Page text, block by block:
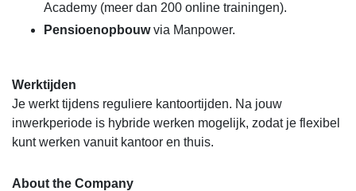
Academy (meer dan 200 online trainingen).
Pensioenopbouwvia Manpower.
Werktijden
Je werkt tijdens reguliere kantoortijden. Na jouw
inwerkperiode is hybride werken mogelijk, zodat je flexibel
kunt werken vanuit kantoor en thuis.
About the Company